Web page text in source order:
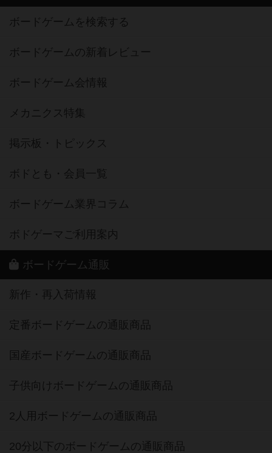
ボードゲームを検索する
ボードゲームの新着レビュー
ボードゲーム会情報
メカニクス特集
掲示板・トピックス
ボドとも・会員一覧
ボードゲーム業界コラム
ボドゲーマご利用案内
ボードゲーム通販
新作・再入荷情報
定番ボードゲームの通販商品
国産ボードゲームの通販商品
子供向けボードゲームの通販商品
2人用ボードゲームの通販商品
20分以下のボードゲームの通販商品